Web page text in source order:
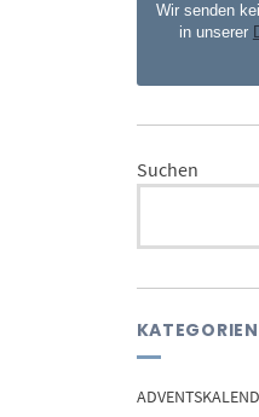
Wir senden
in unserer
Suchen
KATEGORIEN